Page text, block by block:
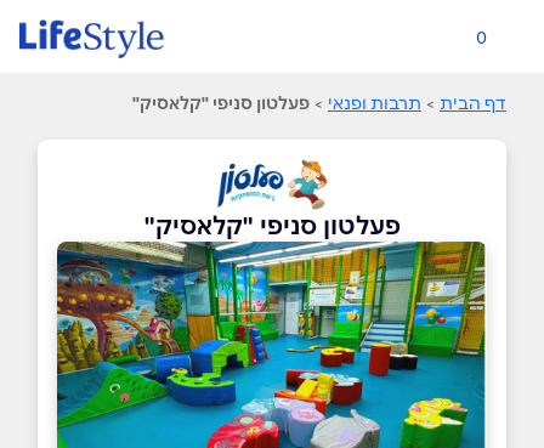
0
דף הבית > תרבות ופנאי > פעלטון סניפי "קלאסיק"
פעלטון סניפי "קלאסיק"